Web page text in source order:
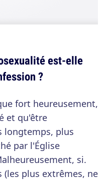
est-elle
?
fort heureusement,
et qu'être
longtemps, plus
par l'Église
si.
(les plus extrêmes, ne